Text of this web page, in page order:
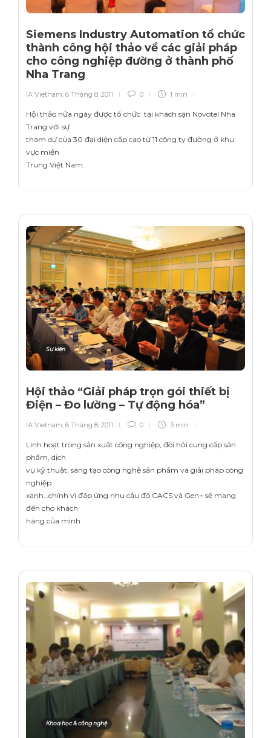
Siemens Industry Automation tổ chức
thành công hội thảo về các giải pháp
cho công nghiệp đường ở thành phố
Nha Trang
IA Vietnam, 6 Tháng 8, 2011 0 1 min
Hội thảo nửa ngày được tổ chức tại khách sạn Novotel Nha
Trang với sự
tham dự của 30 đại diện cấp cao từ 11 công ty đường ở khu
vực miền
Trung Việt Nam.
Sự kiện
Hội thảo “Giải pháp trọn gói thiết bị
Điện – Đo lường – Tự động hóa”
IA Vietnam 6 Tháng 8, 2011 0 3 min
Linh hoạt trong sản xuất công nghiệp, đòi hỏi cung cấp sản
phẩm, dịch
vụ kỹ thuật, sáng tạo công nghệ sản phẩm và giải pháp công
nghiệp
xanh…chính vì đáp ứng nhu cầu đó CACS và Gen+ sẽ mang
đến cho khách
hàng của mình
Khoa học & công nghệ